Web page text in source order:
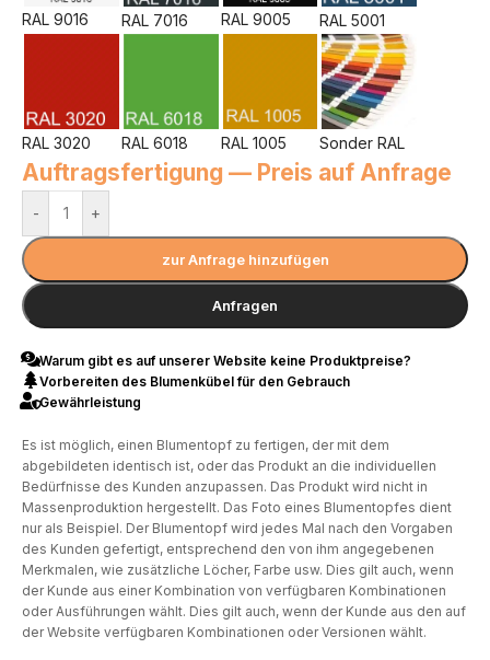
RAL 9016 RAL 7016 RAL 9005 RAL 5001
RAL 3020 RAL 6018 RAL 1005 Sonder RAL
Auftragsfertigung — Preis auf Anfrage
- +
zur Anfrage hinzufügen
Anfragen
Warum gibt es auf unserer Website keine Produktpreise?
Vorbereiten des Blumenkübel für den Gebrauch
Gewährleistung
Es ist möglich, einen Blumentopf zu fertigen, der mit dem
abgebildeten identisch ist, oder das Produkt an die individuellen
Bedürfnisse des Kunden anzupassen. Das Produkt wird nicht in
Massenproduktion hergestellt. Das Foto eines Blumentopfes dient
nur als Beispiel. Der Blumentopf wird jedes Mal nach den Vorgaben
des Kunden gefertigt, entsprechend den von ihm angegebenen
Merkmalen, wie zusätzliche Löcher, Farbe usw. Dies gilt auch, wenn
der Kunde aus einer Kombination von verfügbaren Kombinationen
oder Ausführungen wählt. Dies gilt auch, wenn der Kunde aus den auf
der Website verfügbaren Kombinationen oder Versionen wählt.